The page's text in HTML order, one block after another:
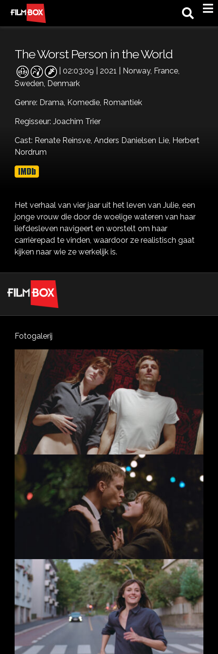
The Worst Person in the World
| 02:03:09 | 2021 | Norway, France,
Sweden, Denmark
Genre: Drama, Komedie, Romantiek
Regisseur: Joachim Trier
Cast: Renate Reinsve, Anders Danielsen Lie, Herbert
Nordrum
Het verhaal van vier jaar uit het leven van Julie, een
jonge vrouw die door de woelige wateren van haar
liefdesleven navigeert en worstelt om haar
carrièrepad te vinden, waardoor ze realistisch gaat
kijken naar wie ze werkelijk is.
Fotogalerij